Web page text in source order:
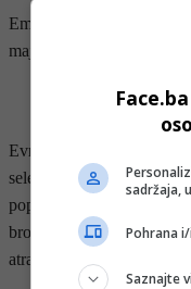
Emisiju “Zmajevo
maja od 19:30 sati, 28.
Evropsko prvenstvo u
selekcije u ovom sve
popularnijem sportu,
broju prilika i
atraktivnim potezima.
sadržaja,
Pohrana
Saznajte